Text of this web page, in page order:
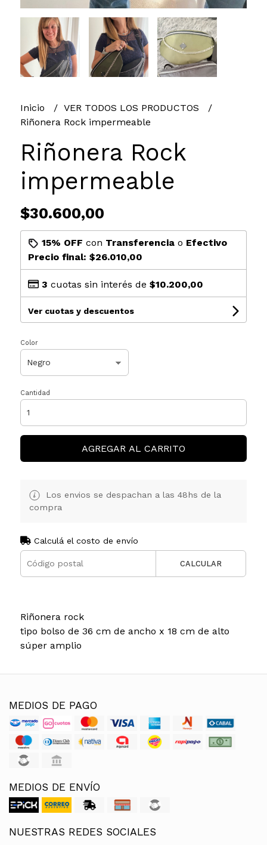
Inicio
VER TODOS LOS PRODUCTOS
Riñonera Rock impermeable
Riñonera Rock
impermeable
$30.600,00
15% OFF con Transferenciao Efectivo
Precio final: $26.010,00
3 cuotas sin interés de $10.200,00
Ver cuotas y descuentos
Color
Cantidad
AGREGAR AL CARRITO
Los envios se despachan a las 48hs de la
compra
Calculá el costo de envío
CALCULAR
Riñonera rock
tipo bolso de 36 cm de ancho x 18 cm de alto
súper amplio
MEDIOS DE PAGO
MEDIOS DE ENVÍO
NUESTRAS REDES SOCIALES